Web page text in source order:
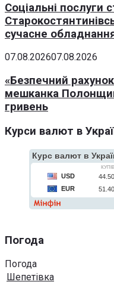
Соціальні послуги
сучасне
07.08.202607.08.2026
«Безпечний
мешканка
гривень
Курси валют в
Погода
Погода
Шепетівка